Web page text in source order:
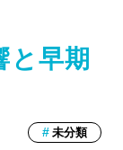
と早期
未分類